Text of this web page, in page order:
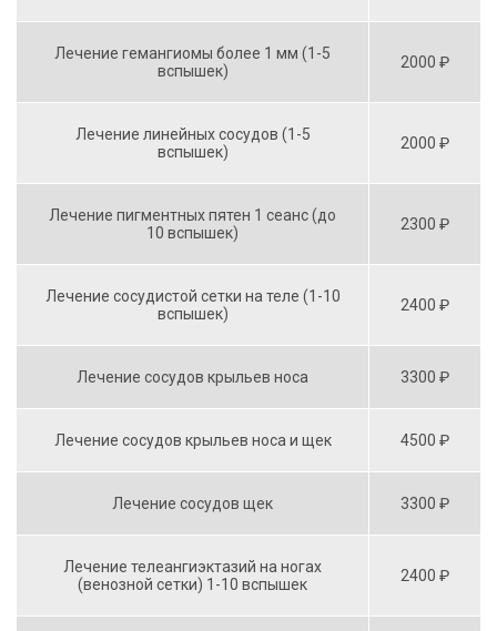
Лечение гемангиомы более 1 мм (1-5
вспышек)
2000 ₽
Лечение линейных сосудов (1-5
вспышек)
2000 ₽
Лечение пигментных пятен 1 сеанс (до
10 вспышек)
2300 ₽
Лечение сосудистой сетки на теле (1-10
вспышек)
2400 ₽
Лечение сосудов крыльев носа 3300 ₽
Лечение сосудов крыльев носа и щек 4500 ₽
Лечение сосудов щек 3300 ₽
Лечение телеангиэктазий на ногах
(венозной сетки) 1-10 вспышек
2400 ₽